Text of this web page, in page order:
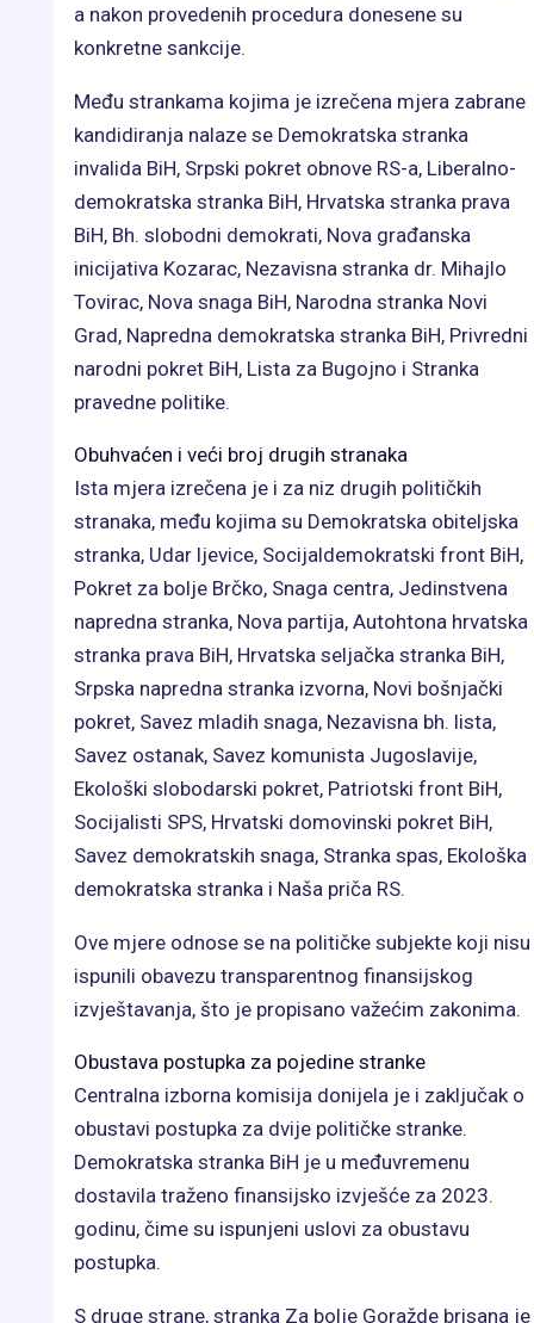
a nakon provedenih procedura donesene su
konkretne sankcije.
Među strankama kojima je izrečena mjera zabrane
kandidiranja nalaze se Demokratska stranka
invalida BiH, Srpski pokret obnove RS-a, Liberalno-
demokratska stranka BiH, Hrvatska stranka prava
BiH, Bh. slobodni demokrati, Nova građanska
inicijativa Kozarac, Nezavisna stranka dr. Mihajlo
Tovirac, Nova snaga BiH, Narodna stranka Novi
Grad, Napredna demokratska stranka BiH, Privredni
narodni pokret BiH, Lista za Bugojno i Stranka
pravedne politike.
Obuhvaćen i veći broj drugih stranaka
Ista mjera izrečena je i za niz drugih političkih
stranaka, među kojima su Demokratska obiteljska
stranka, Udar ljevice, Socijaldemokratski front BiH,
Pokret za bolje Brčko, Snaga centra, Jedinstvena
napredna stranka, Nova partija, Autohtona hrvatska
stranka prava BiH, Hrvatska seljačka stranka BiH,
Srpska napredna stranka izvorna, Novi bošnjački
pokret, Savez mladih snaga, Nezavisna bh. lista,
Savez ostanak, Savez komunista Jugoslavije,
Ekološki slobodarski pokret, Patriotski front BiH,
Socijalisti SPS, Hrvatski domovinski pokret BiH,
Savez demokratskih snaga, Stranka spas, Ekološka
demokratska stranka i Naša priča RS.
Ove mjere odnose se na političke subjekte koji nisu
ispunili obavezu transparentnog finansijskog
izvještavanja, što je propisano važećim zakonima.
Obustava postupka za pojedine stranke
Centralna izborna komisija donijela je i zaključak o
obustavi postupka za dvije političke stranke.
Demokratska stranka BiH je u međuvremenu
dostavila traženo finansijsko izvješće za 2023.
godinu, čime su ispunjeni uslovi za obustavu
postupka.
S druge strane, stranka Za bolje Goražde brisana je